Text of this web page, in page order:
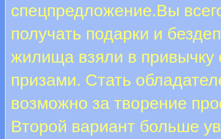
спецпредложение.Вы
получать подарки и
жилища взяли в привычку
призами. Стать
возможно за творение
Второй вариант больше